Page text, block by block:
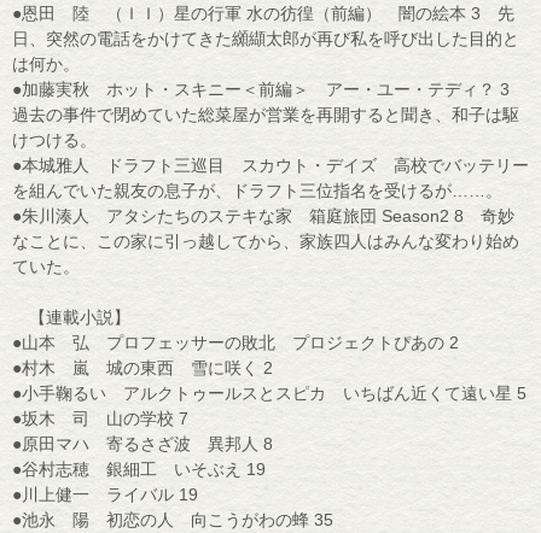
●恩田 陸 （ＩＩ）星の行軍 水の彷徨（前編） 闇の絵本 3 先
日、突然の電話をかけてきた纐纈太郎が再び私を呼び出した目的と
は何か。
●加藤実秋 ホット・スキニー＜前編＞ アー・ユー・テディ？ 3
過去の事件で閉めていた総菜屋が営業を再開すると聞き、和子は駆
けつける。
●本城雅人 ドラフト三巡目 スカウト・デイズ 高校でバッテリー
を組んでいた親友の息子が、ドラフト三位指名を受けるが……。
●朱川湊人 アタシたちのステキな家 箱庭旅団 Season2 8 奇妙
なことに、この家に引っ越してから、家族四人はみんな変わり始め
ていた。
【連載小説】
●山本 弘 プロフェッサーの敗北 プロジェクトぴあの 2
●村木 嵐 城の東西 雪に咲く 2
●小手鞠るい アルクトゥールスとスピカ いちばん近くて遠い星 5
●坂木 司 山の学校 7
●原田マハ 寄るさざ波 異邦人 8
●谷村志穂 銀細工 いそぶえ 19
●川上健一 ライバル 19
●池永 陽 初恋の人 向こうがわの蜂 35